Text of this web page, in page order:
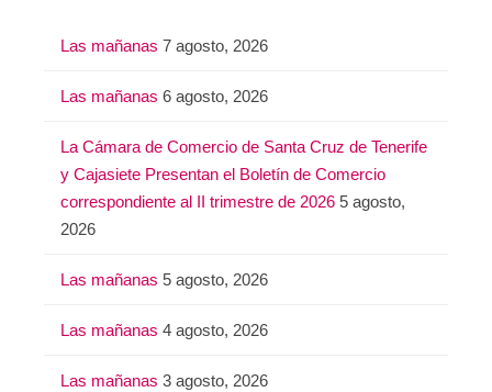
Las mañanas 7 agosto, 2026
Las mañanas 6 agosto, 2026
La Cámara de Comercio de Santa Cruz de Tenerife
y Cajasiete Presentan el Boletín de Comercio
correspondiente al II trimestre de 2026 5 agosto,
2026
Las mañanas 5 agosto, 2026
Las mañanas 4 agosto, 2026
Las mañanas 3 agosto, 2026